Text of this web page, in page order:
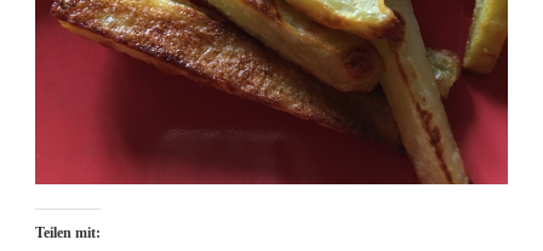
Teilen mit: